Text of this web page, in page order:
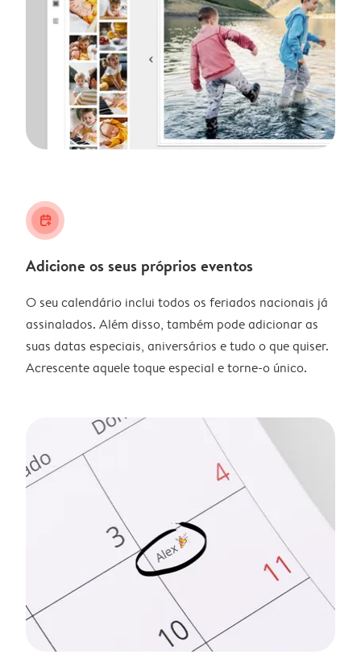
calendar_plus
Adicione os seus próprios eventos
O seu calendário inclui todos os feriados nacionais já
assinalados. Além disso, também pode adicionar as
suas datas especiais, aniversários e tudo o que quiser.
Acrescente aquele toque especial e torne-o único.